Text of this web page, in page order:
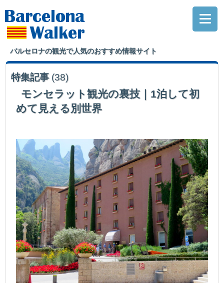
バルセロナの観光で人気のおすすめ情報サイト
特集記事 (38)
モンセラット観光の裏技｜1泊して初
めて見える別世界